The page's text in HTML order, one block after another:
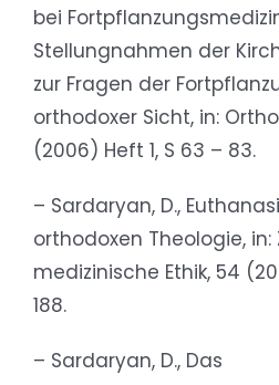
bei
Stellungnahmen der
zur Fragen der
orthodoxer Sicht, in:
(2006) Heft 1, S 63 – 83.
– Sardaryan, D.,
orthodoxen Theologie,
medizinische Ethik, 54
188.
– Sardaryan, D., Das